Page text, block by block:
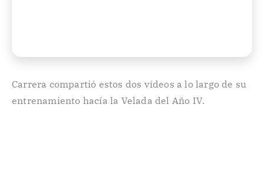
Carrera compartió estos dos vídeos a lo largo de su
entrenamiento hacía la Velada del Año IV.